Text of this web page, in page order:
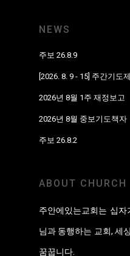
NEWS
주보 26.8.9
[2026. 8. 9 - 15] 주간기도
2026년 8월 1주 재정보고
2026년 8월 중보기도책자
주보 26.8.2
ABOUT CHURCH
주안에있는교회는 십
님과 동행하는 교회, 세
꿈꿉니다.